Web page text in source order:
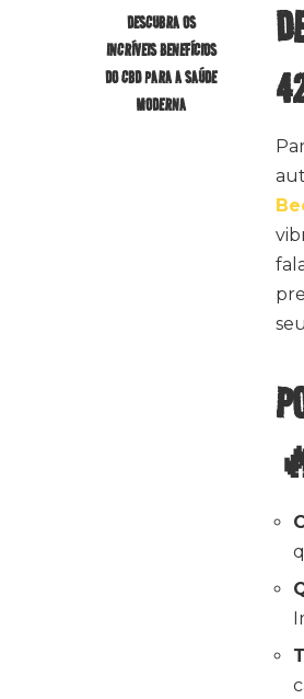
DESCUBRA OS
INCRÍVEIS BENEFÍCIOS
DO CBD PARA A SAÚDE
MODERNA